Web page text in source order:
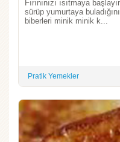
Fırınınızı ısıtmaya
sürüp yumurtaya
biberleri minik minik k...
Pratik Yemekler